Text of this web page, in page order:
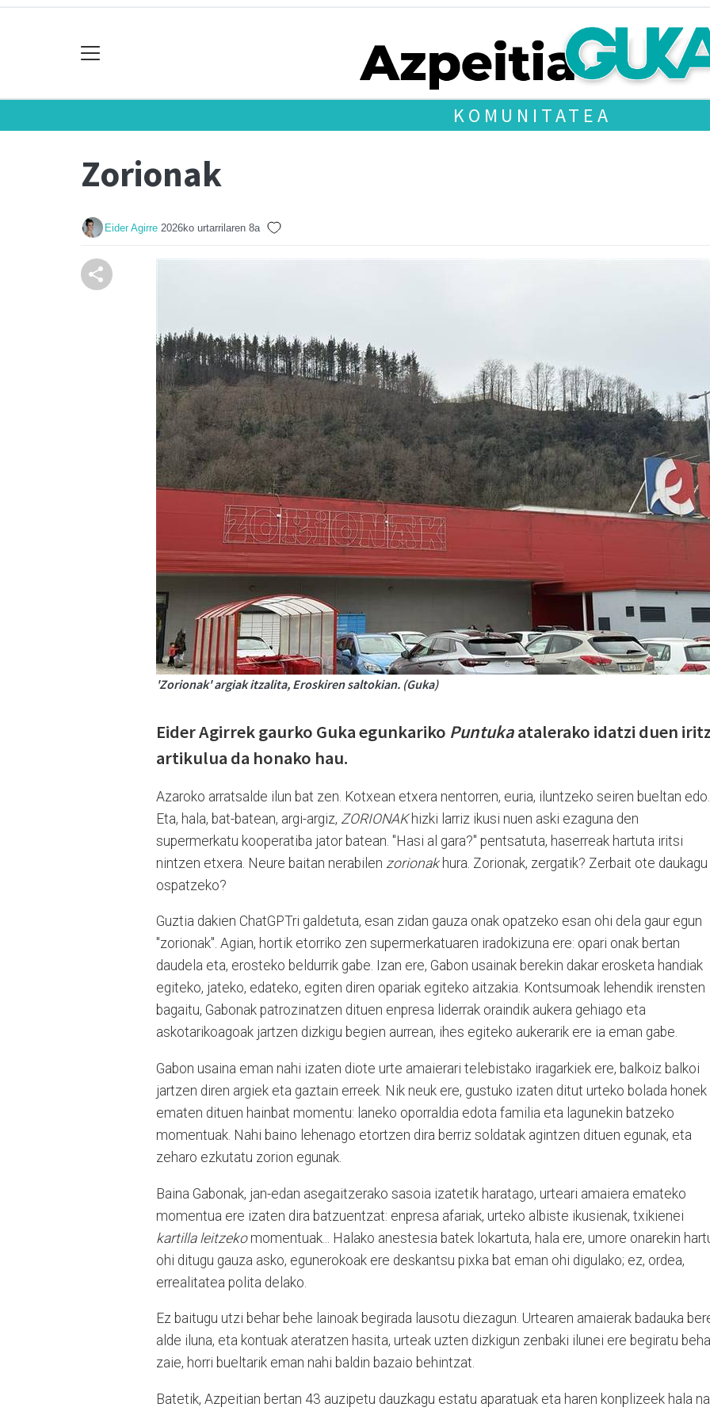
KOMUNITATEA
Zorionak
Eider Agirre 2026ko urtarrilaren 8a
'Zorionak' argiak itzalita, Eroskiren saltokian. (Guka)
Eider Agirrek gaurko Guka egunkariko Puntukaatalerako idatzi duen
artikulua da honako hau.
Azaroko arratsalde ilun bat zen. Kotxean etxera nentorren, euria, iluntzeko seiren bueltan edo.
Eta, hala, bat-batean, argi-argiz, ZORIONAKhizki larriz ikusi nuen aski ezaguna den
supermerkatu kooperatiba jator batean. "Hasi al gara?" pentsatuta, haserreak hartuta iritsi
nintzen etxera. Neure baitan nerabilen zorionak hura. Zorionak, zergatik? Zerbait ote daukagu
ospatzeko?
Guztia dakien ChatGPTri galdetuta, esan zidan gauza onak opatzeko esan ohi dela gaur egun
"zorionak". Agian, hortik etorriko zen supermerkatuaren iradokizuna ere: opari onak bertan
daudela eta, erosteko beldurrik gabe. Izan ere, Gabon usainak berekin dakar erosketa handiak
egiteko, jateko, edateko, egiten diren opariak egiteko aitzakia. Kontsumoak lehendik irensten
bagaitu, Gabonak patrozinatzen dituen enpresa liderrak oraindik aukera gehiago eta
askotarikoagoak jartzen dizkigu begien aurrean, ihes egiteko aukerarik ere ia eman gabe.
Gabon usaina eman nahi izaten diote urte amaierari telebistako iragarkiek ere, balkoiz balkoi
jartzen diren argiek eta gaztain erreek. Nik neuk ere, gustuko izaten ditut urteko bolada honek
ematen dituen hainbat momentu: laneko oporraldia edota familia eta lagunekin batzeko
momentuak. Nahi baino lehenago etortzen dira berriz soldatak agintzen dituen egunak, eta
zeharo ezkutatu zorion egunak.
Baina Gabonak, jan-edan asegaitzerako sasoia izatetik haratago, urteari amaiera emateko
momentua ere izaten dira batzuentzat: enpresa afariak, urteko albiste ikusienak, txikienei
kartilla leitzeko momentuak... Halako anestesia batek lokartuta, hala ere, umore onarekin
ohi ditugu gauza asko, egunerokoak ere deskantsu pixka bat eman ohi digulako; ez, ordea,
errealitatea polita delako.
Ez baitugu utzi behar behe lainoak begirada lausotu diezagun. Urtearen amaierak badauka
alde iluna, eta kontuak ateratzen hasita, urteak uzten dizkigun zenbaki ilunei ere begiratu
zaie, horri bueltarik eman nahi baldin bazaio behintzat.
Batetik, Azpeitian bertan 43 auzipetu dauzkagu estatu aparatuak eta haren konplizeek hala